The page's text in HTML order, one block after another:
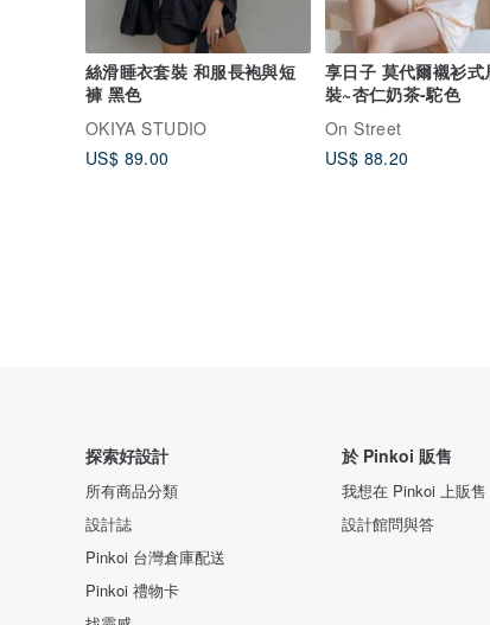
絲滑睡衣套裝 和服長袍與短
褲 黑色
OKIYA STUDIO
US$ 89.00
享日子 莫代爾襯衫式
裝~杏仁奶茶-駝色
On Street
US$ 88.20
探索好設計
所有商品分類
設計誌
Pinkoi 台灣倉庫配送
Pinkoi 禮物卡
於 Pinkoi 販售
我想在 Pinkoi 上販售
設計館問與答